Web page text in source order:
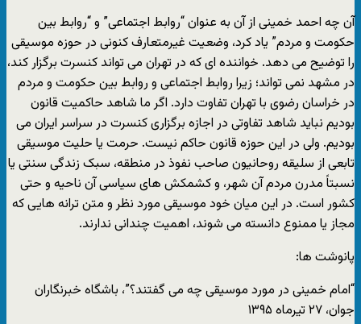
آن چه احمد خمینی از آن به عنوان “روابط اجتماعی” و “روابط بین
حکومت و مردم” یاد کرد، وضعیت غیرمتعارف کنونی در حوزه موسیقی
را توضیح می دهد. خواننده ای که در تهران می تواند کنسرت برگزار کند،
در مشهد نمی تواند؛ زیرا روابط اجتماعی و روابط بین حکومت و مردم
در خراسان رضوی با تهران تفاوت دارد. اگر ما شاهد حاکمیت قانون
بودیم نباید شاهد تفاوتی در اجازه برگزاری کنسرت در سراسر ایران می
بودیم. ولی در این حوزه قانون حاکم نیست. حرمت یا حلیت موسیقی
تابعی از سلیقه روحانیون صاحب نفوذ در منطقه، سبک زندگی سنتی یا
نسبتاً مدرن مردم آن شهر، و کشمکش های سیاسی آن ناحیه و حتی
کشور است. در این میان خود موسیقی مورد نظر و متن ترانه هایی که
مجاز یا ممنوع دانسته می شوند، اهمیت چندانی ندارند.
پانوشت ها:
“امام خمینی در مورد موسیقی چه می گفتند؟”، باشگاه خبرنگاران
جوان، ۲۷ تیرماه ۱۳۹۵